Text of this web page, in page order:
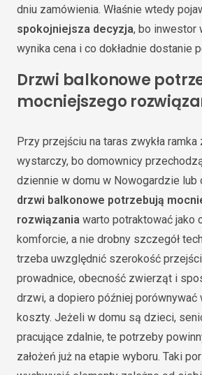
dniu zamówienia. Właśnie wtedy
spokojniejsza decyzja, bo inwestor
wynika cena i co dokładnie dostanie
Drzwi balkonowe
mocniejszego
Przy przejściu na taras zwykła
wystarczy, bo domownicy
dziennie w domu w Nowogardzie lub
drzwi balkonowe potrzebują
rozwiązania warto potraktować jako
komforcie, a nie drobny szczegół
trzeba uwzględnić szerokość
prowadnice, obecność zwierząt i
drzwi, a dopiero później porównywać
koszty. Jeżeli w domu są dzieci,
pracujące zdalnie, te potrzeby
założeń już na etapie wyboru. Taki